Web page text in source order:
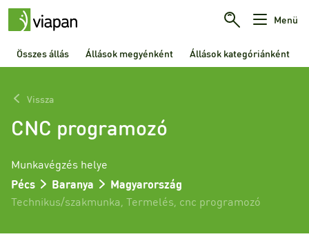
Menü
Összes állás Állások megyénként Állások kategóriánként
Vissza
CNC programozó
Munkavégzés helye
Pécs
Baranya
Magyarország
Technikus/szakmunka Termelés cnc programozó